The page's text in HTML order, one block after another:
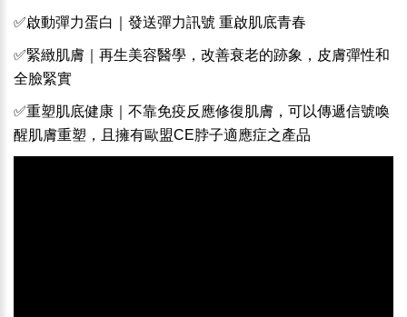
✅啟動彈力蛋白｜發送彈力訊號 重啟肌底青春
✅緊緻肌膚｜再生美容醫學，改善衰老的跡象，皮膚彈性和
全臉緊實
✅重塑肌底健康｜不靠免疫反應修復肌膚，可以傳遞信號喚
醒肌膚重塑，且擁有歐盟CE脖子適應症之產品